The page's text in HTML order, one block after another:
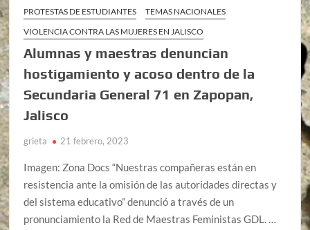
PROTESTAS DE ESTUDIANTES
TEMAS NACIONALES
VIOLENCIA CONTRA LAS MUJERES EN JALISCO
Alumnas y maestras denuncian
hostigamiento y acoso dentro de la
Secundaria General 71 en Zapopan,
Jalisco
grieta 21 febrero, 2023
Imagen: Zona Docs “Nuestras compañeras están en
resistencia ante la omisión de las autoridades directas y
del sistema educativo” denunció a través de un
pronunciamiento la Red de Maestras Feministas GDL. …